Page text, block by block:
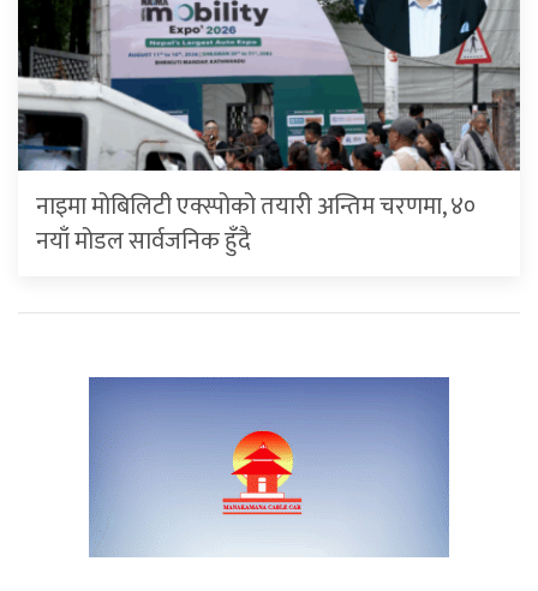
नाइमा मोबिलिटी एक्स्पोको तयारी अन्तिम चरणमा, ४०
नयाँ मोडल सार्वजनिक हुँदै